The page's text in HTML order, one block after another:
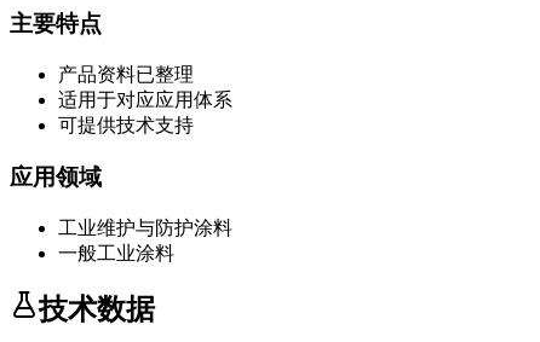
主要特点
产品资料已整理
适用于对应应用体系
可提供技术支持
应用领域
工业维护与防护涂料
一般工业涂料
技术数据